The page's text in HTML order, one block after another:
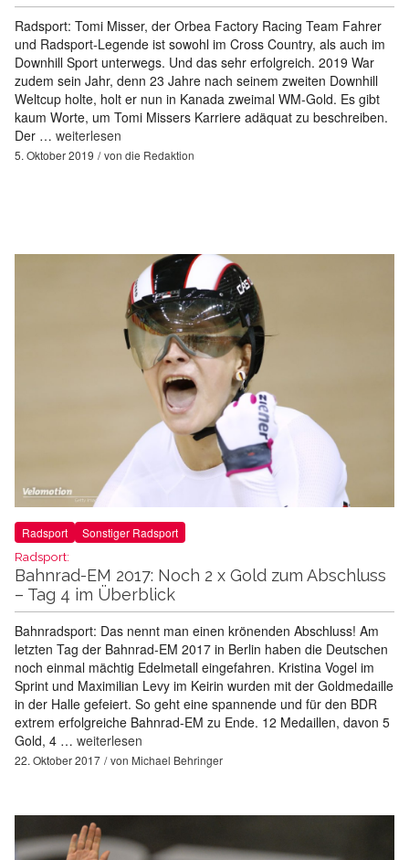
Radsport: Tomi Misser, der Orbea Factory Racing Team Fahrer
und Radsport-Legende ist sowohl im Cross Country, als auch im
Downhill Sport unterwegs. Und das sehr erfolgreich. 2019 War
zudem sein Jahr, denn 23 Jahre nach seinem zweiten Downhill
Weltcup holte, holt er nun in Kanada zweimal WM-Gold. Es gibt
kaum Worte, um Tomi Missers Karriere adäquat zu beschreiben.
Der … weiterlesen
5. Oktober 2019 von die Redaktion
Radsport Sonstiger Radsport
Radsport:
Bahnrad-EM 2017: Noch 2 x Gold zum Abschluss
– Tag 4 im Überblick
Bahnradsport: Das nennt man einen krönenden Abschluss! Am
letzten Tag der Bahnrad-EM 2017 in Berlin haben die Deutschen
noch einmal mächtig Edelmetall eingefahren. Kristina Vogel im
Sprint und Maximilian Levy im Keirin wurden mit der Goldmedaille
in der Halle gefeiert. So geht eine spannende und für den BDR
extrem erfolgreiche Bahnrad-EM zu Ende. 12 Medaillen, davon 5
Gold, 4 … weiterlesen
22. Oktober 2017 von Michael Behringer